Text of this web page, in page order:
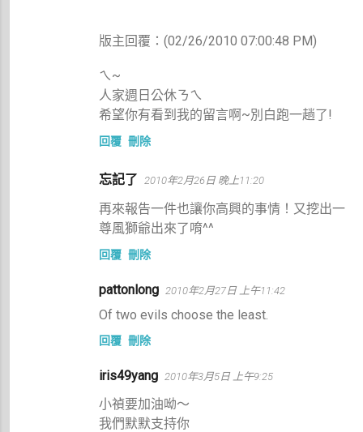
版主回覆：(02/26/2010 07:00:48 PM)
ㄟ~
人家週日公休ㄋㄟ
希望你有看到我的留言啊~別白跑一趟了!
回覆 刪除
忘記了 2010年2月26日 晚上11:20
再來報告一件也讓你高興的事情！又挖出一
尊風獅爺出來了唷^^
回覆 刪除
pattonlong 2010年2月27日 上午11:42
Of two evils choose the least.
回覆 刪除
iris49yang 2010年3月5日 上午9:25
小禎要加油呦～
我們默默支持你